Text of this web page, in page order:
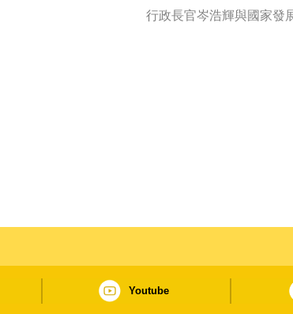
行政長官岑浩輝與國家發
Youtube